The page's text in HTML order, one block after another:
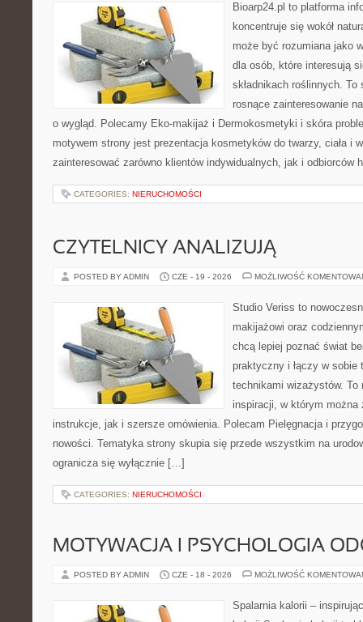
Bioarp24.pl to platforma
koncentruje się wokół
może być rozumiana jako
dla osób, które interesują
składnikach roślinnych.
rosnące zainteresowanie
o wygląd. Polecamy Eko-makijaż i Dermokosmetyki i skóra
motywem strony jest prezentacja kosmetyków do twarzy, ciała i
zainteresować zarówno klientów indywidualnych, jak i
CATEGORIES: NIERUCHOMOŚCI
CZYTELNICY ANALIZUJĄ
POSTED BY ADMIN CZE - 19 - 2026 MOŻLIWOŚĆ
Studio Veriss to
makijażowi oraz
chcą lepiej poznać świat
praktyczny i łączy w sobie
technikami wizażystów. To
inspiracji, w którym można
instrukcje, jak i szersze omówienia. Polecam Pielęgnacja i
nowości. Tematyka strony skupia się przede wszystkim na
ogranicza się wyłącznie […]
CATEGORIES: NIERUCHOMOŚCI
MOTYWACJA I PSYCHOLOGIA
POSTED BY ADMIN CZE - 18 - 2026 MOŻLIWOŚĆ
Spalarnia kalorii –